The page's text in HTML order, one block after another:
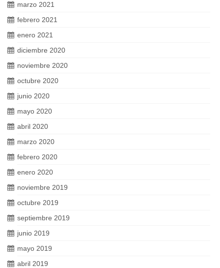
marzo 2021
febrero 2021
enero 2021
diciembre 2020
noviembre 2020
octubre 2020
junio 2020
mayo 2020
abril 2020
marzo 2020
febrero 2020
enero 2020
noviembre 2019
octubre 2019
septiembre 2019
junio 2019
mayo 2019
abril 2019